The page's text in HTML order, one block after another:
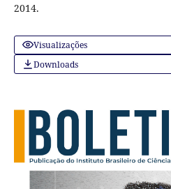
2014.
Visualizações
Downloads